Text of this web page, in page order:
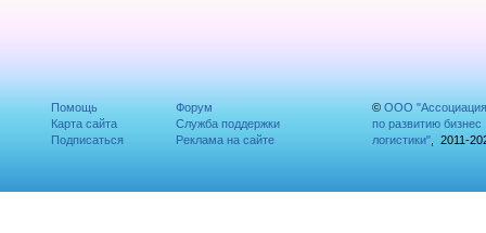
Помощь
Карта сайта
Подписаться
Форум
Служба поддержки
Реклама на сайте
© ООО "Ассоциация
по развитию бизнес
логистики", 2011-